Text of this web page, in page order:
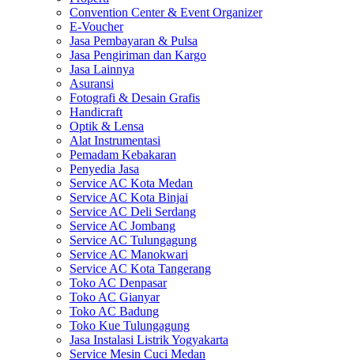
Convention Center & Event Organizer
E-Voucher
Jasa Pembayaran & Pulsa
Jasa Pengiriman dan Kargo
Jasa Lainnya
Asuransi
Fotografi & Desain Grafis
Handicraft
Optik & Lensa
Alat Instrumentasi
Pemadam Kebakaran
Penyedia Jasa
Service AC Kota Medan
Service AC Kota Binjai
Service AC Deli Serdang
Service AC Jombang
Service AC Tulungagung
Service AC Manokwari
Service AC Kota Tangerang
Toko AC Denpasar
Toko AC Gianyar
Toko AC Badung
Toko Kue Tulungagung
Jasa Instalasi Listrik Yogyakarta
Service Mesin Cuci Medan